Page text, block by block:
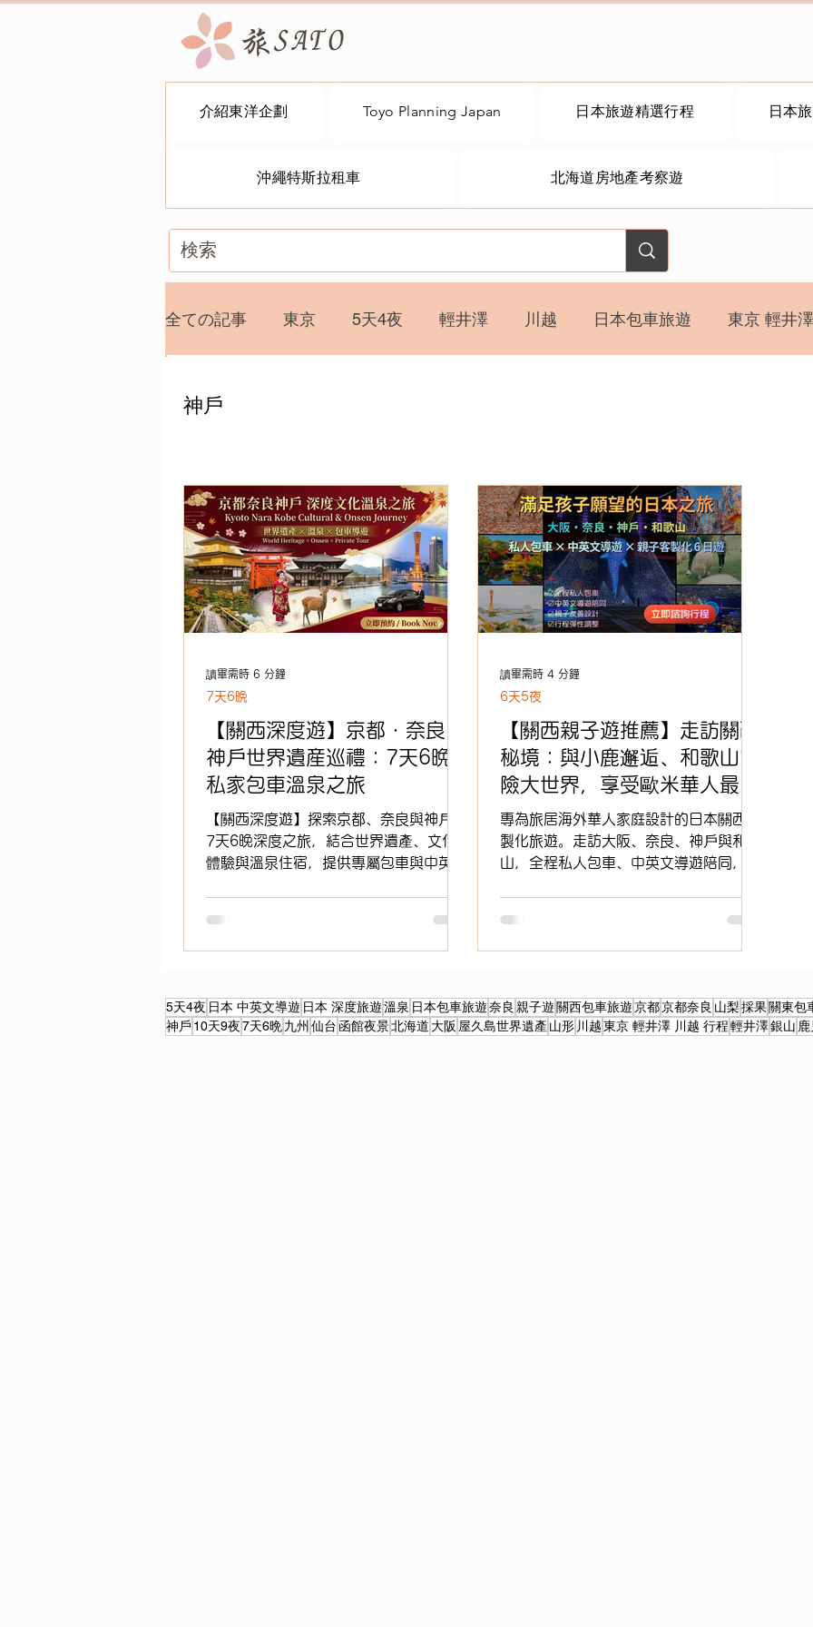
介紹東洋企劃 Toyo Planning Japan 日本旅遊精選行程 日本
沖繩特斯拉租車 北海道房地產考察遊
全ての記事 東京 5天4夜 輕井澤 川越 日本包車旅遊 東京 輕井
日本 中英文導遊
山形 銀山 仙台 神戶 和歌山 屋久島世界遺產
神戶
【關西深度遊】京都・奈良・
神戶世界遺産巡禮：7天6晩
私家包車溫泉之旅
【關西深度遊】探索京都、奈良與神戶的
7天6晚深度之旅，結合世界遺產、文化
體驗與溫泉住宿，提供專屬包車與中英文
7天6晩
讀畢需時 6 分鐘
【關西親子遊推薦】走訪關西
秘境：與小鹿邂逅、和歌山冒
險大世界，享受歐米華人最愛
的私人訂製包車之旅
專為旅居海外華人家庭設計的日本關西客
製化旅遊。走訪大阪、奈良、神戶與和歌
山，全程私人包車、中英文導遊陪同，滿
6天5夜
讀畢需時 4 分鐘
5天4夜 日本 中英文導遊 日本 深度旅遊溫泉 日本包車旅遊奈良 親子遊 關西包車旅遊京都京都奈良 山梨採果關東包
神戶 10天9夜7天6晩九州 仙台函館夜景北海道 大阪 屋久島世界遺產山形 川越東京 輕井澤 川越 行程輕井澤銀山 鹿